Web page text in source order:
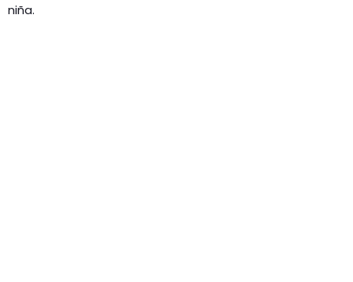
niña.